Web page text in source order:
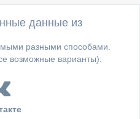
данные из
разными способами.
возможные варианты):